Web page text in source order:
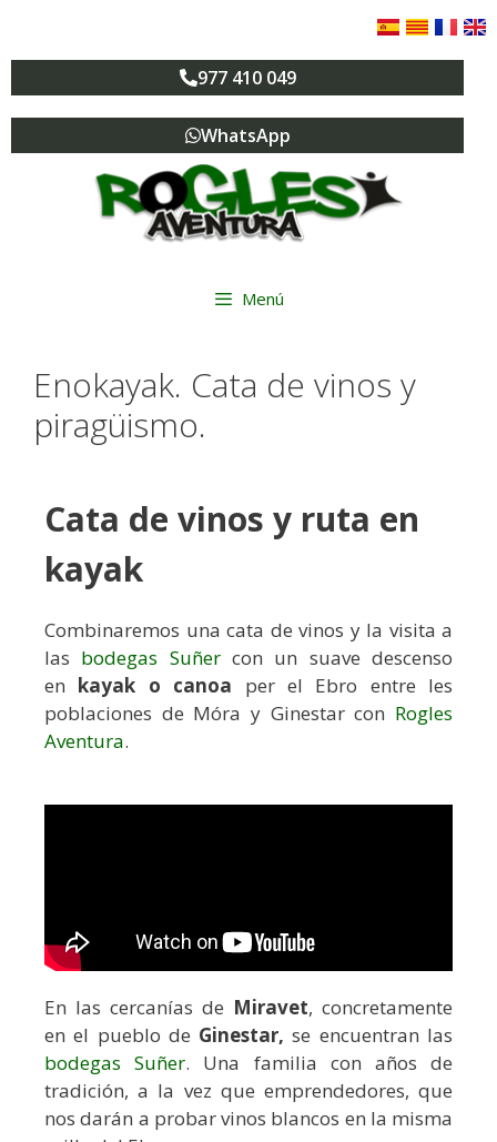
977 410 049
WhatsApp
Menú
Enokayak. Cata de vinos y
piragüismo.
Cata de vinos y ruta en
kayak
Combinaremos una cata de vinos y la visita a
las bodegas Suñercon un suave descenso
en kayak o canoa per el Ebro entre les
poblaciones de Móra y Ginestar con Rogles
Aventura.
En las cercanías de Miravet, concretamente
en el pueblo de Ginestar, se encuentran las
bodegas Suñer. Una familia con años de
tradición, a la vez que emprendedores, que
nos darán a probar vinos blancos en la misma